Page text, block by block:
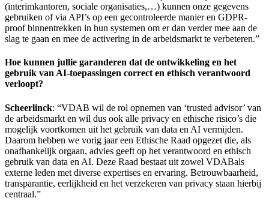
(interimkantoren, sociale organisaties,…) kunnen onze gegevens
gebruiken of via API’s op een gecontroleerde manier en GDPR-
proof binnentrekken in hun systemen om er dan verder mee aan de
slag te gaan en mee de activering in de arbeidsmarkt te verbeteren.”
Hoe kunnen jullie garanderen dat de ontwikkeling en het
gebruik van AI-toepassingen correct en ethisch verantwoord
verloopt?
Scheerlinck: “VDAB wil de rol opnemen van ‘trusted advisor’ van
de arbeidsmarkt en wil dus ook alle privacy en ethische risico’s die
mogelijk voortkomen uit het gebruik van data en AI vermijden.
Daarom hebben we vorig jaar een Ethische Raad opgezet die, als
onafhankelijk orgaan, advies geeft op het verantwoord en ethisch
gebruik van data en AI. Deze Raad bestaat uit zowel VDABals
externe leden met diverse expertises en ervaring. Betrouwbaarheid,
transparantie, eerlijkheid en het verzekeren van privacy staan hierbij
centraal.”